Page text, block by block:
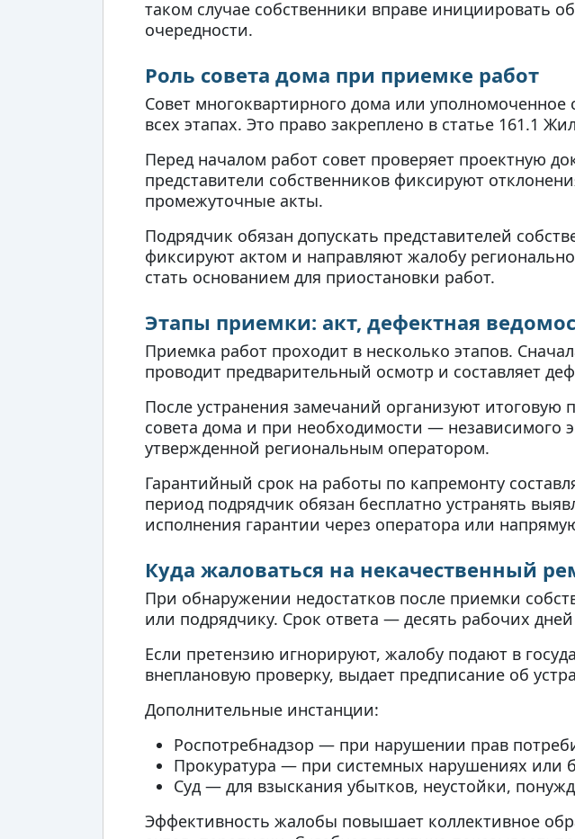
таком случае собственники вправе инициировать
очередности.
Роль совета дома при приемке работ
Совет многоквартирного дома или уполномоченное
всех этапах. Это право закреплено в статье 161.1
Перед началом работ совет проверяет проектную
представители собственников фиксируют
промежуточные акты.
Подрядчик обязан допускать представителей
фиксируют актом и направляют жалобу
стать основанием для приостановки работ.
Этапы приемки: акт, дефектная
Приемка работ проходит в несколько этапов.
проводит предварительный осмотр и составляет
После устранения замечаний организуют итоговую
совета дома и при необходимости — независимого
утвержденной региональным оператором.
Гарантийный срок на работы по капремонту
период подрядчик обязан бесплатно устранять
исполнения гарантии через оператора или
Куда жаловаться на некачественный
При обнаружении недостатков после приемки
или подрядчику. Срок ответа — десять рабочих
Если претензию игнорируют, жалобу подают в
внеплановую проверку, выдает предписание об
Дополнительные инстанции:
Роспотребнадзор — при нарушении прав
Прокуратура — при системных нарушениях или
Суд — для взыскания убытков, неустойки,
Эффективность жалобы повышает коллективное